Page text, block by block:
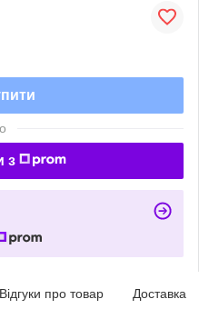
з
Відгуки про товар Доставка